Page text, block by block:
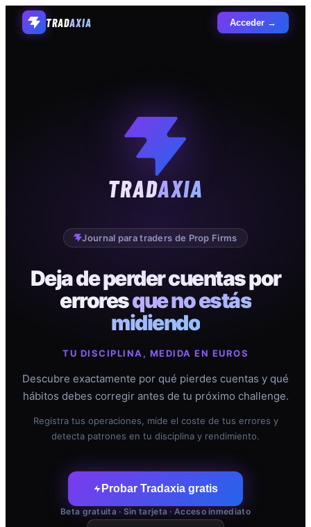
TRADAXIA Acceder →
TRADAXIA
Journal para traders de Prop Firms
Deja de perder cuentas por
erroresque no estás
midiendo
TU DISCIPLINA, MEDIDA EN EUROS
Descubre exactamente por qué pierdes cuentas y qué
hábitos debes corregir antes de tu próximo challenge.
Registra tus operaciones, mide el coste de tus errores y
detecta patrones en tu disciplina y rendimiento.
Probar Tradaxia gratis
Beta gratuita · Sin tarjeta · Acceso inmediato